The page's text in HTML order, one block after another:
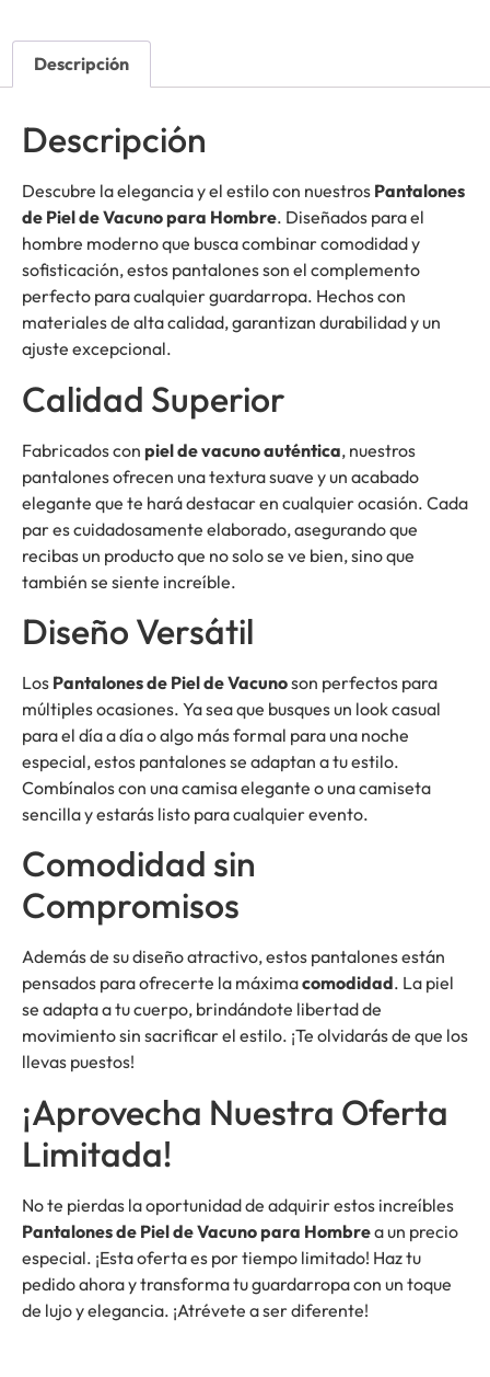
Descripción
Descripción
Descubre la elegancia y el estilo con nuestros Pantalones
de Piel de Vacuno para Hombre. Diseñados para el
hombre moderno que busca combinar comodidad y
sofisticación, estos pantalones son el complemento
perfecto para cualquier guardarropa. Hechos con
materiales de alta calidad, garantizan durabilidad y un
ajuste excepcional.
Calidad Superior
Fabricados con piel de vacuno auténtica, nuestros
pantalones ofrecen una textura suave y un acabado
elegante que te hará destacar en cualquier ocasión. Cada
par es cuidadosamente elaborado, asegurando que
recibas un producto que no solo se ve bien, sino que
también se siente increíble.
Diseño Versátil
Los Pantalones de Piel de Vacunoson perfectos para
múltiples ocasiones. Ya sea que busques un look casual
para el día a día o algo más formal para una noche
especial, estos pantalones se adaptan a tu estilo.
Combínalos con una camisa elegante o una camiseta
sencilla y estarás listo para cualquier evento.
Comodidad sin
Compromisos
Además de su diseño atractivo, estos pantalones están
pensados para ofrecerte la máximacomodidad. La piel
se adapta a tu cuerpo, brindándote libertad de
movimiento sin sacrificar el estilo. ¡Te olvidarás de que los
llevas puestos!
¡Aprovecha Nuestra Oferta
Limitada!
No te pierdas la oportunidad de adquirir estos increíbles
Pantalones de Piel de Vacuno para Hombrea un precio
especial. ¡Esta oferta es por tiempo limitado! Haz tu
pedido ahora y transforma tu guardarropa con un toque
de lujo y elegancia. ¡Atrévete a ser diferente!